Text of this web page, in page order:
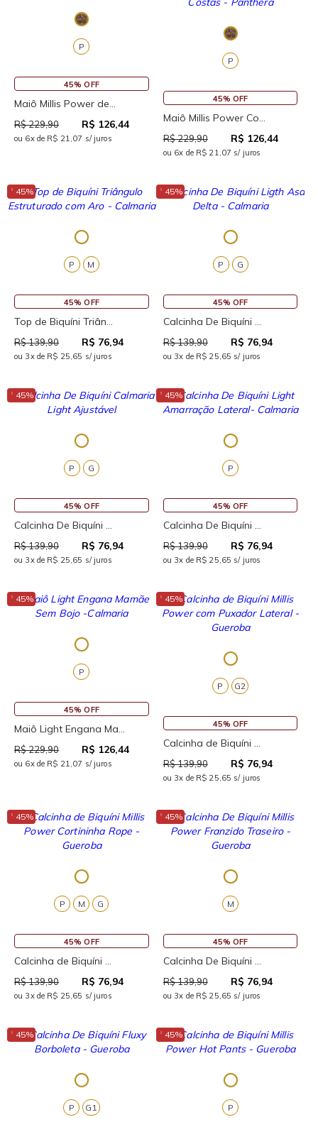
P
45% OFF
Maiô Millis Power de...
R$ 229,90 R$ 126,44
ou 6x de R$ 21,07 s/ juros
P
45% OFF
Maiô Millis Power Co...
R$ 229,90 R$ 126,44
ou 6x de R$ 21,07 s/ juros
↓ 45%
M
P
45% OFF
Top de Biquíni Triân...
R$ 139,90 R$ 76,94
ou 3x de R$ 25,65 s/ juros
↓ 45%
G
P
45% OFF
Calcinha De Biquíni ...
R$ 139,90 R$ 76,94
ou 3x de R$ 25,65 s/ juros
↓ 45%
G
P
45% OFF
Calcinha De Biquíni ...
R$ 139,90 R$ 76,94
ou 3x de R$ 25,65 s/ juros
↓ 45%
P
45% OFF
Calcinha De Biquíni ...
R$ 139,90 R$ 76,94
ou 3x de R$ 25,65 s/ juros
↓ 45%
P
45% OFF
Maiô Light Engana Ma...
R$ 229,90 R$ 126,44
ou 6x de R$ 21,07 s/ juros
↓ 45%
G2
P
45% OFF
Calcinha de Biquíni ...
R$ 139,90 R$ 76,94
ou 3x de R$ 25,65 s/ juros
↓ 45%
G
M
P
45% OFF
Calcinha de Biquíni ...
R$ 139,90 R$ 76,94
ou 3x de R$ 25,65 s/ juros
↓ 45%
M
45% OFF
Calcinha De Biquíni ...
R$ 139,90 R$ 76,94
ou 3x de R$ 25,65 s/ juros
↓ 45%
G1
P
↓ 45%
P